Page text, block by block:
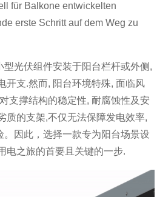
für Balkone entwickelten
erste Schritt auf dem Weg zu
型光伏组件安装于阳台栏杆或外侧,
开支.然而, 阳台环境特殊, 面临风
支撑结构的稳定性, 耐腐蚀性及安
质的支架,不仅无法保障发电效率,
因此，选择一款专为阳台场景设
电之旅的首要且关键的一步.